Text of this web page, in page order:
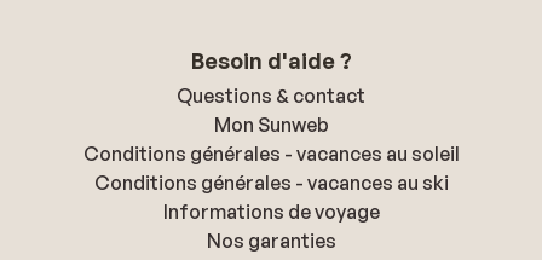
Besoin d'aide ?
Questions & contact
Mon Sunweb
Conditions générales - vacances au soleil
Conditions générales - vacances au ski
Informations de voyage
Nos garanties